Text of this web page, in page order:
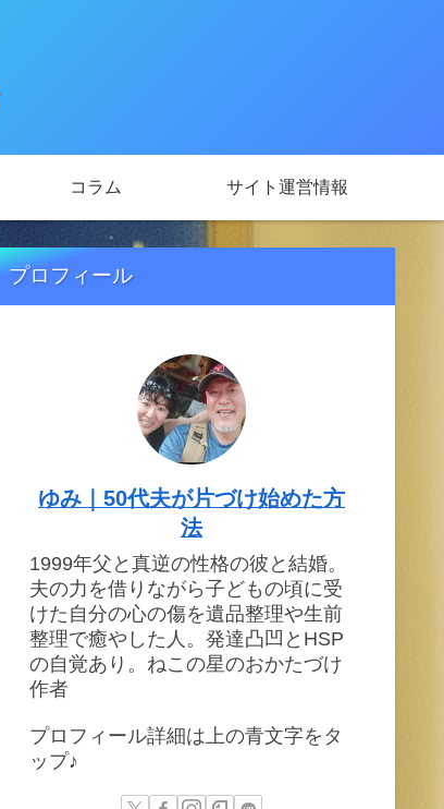
コラム サイト運営情報
プロフィール
ゆみ｜50代夫が片づけ始めた方
法
1999年父と真逆の性格の彼と結婚。
夫の力を借りながら子どもの頃に受
けた自分の心の傷を遺品整理や生前
整理で癒やした人。発達凸凹とHSP
の自覚あり。ねこの星のおかたづけ
作者
プロフィール詳細は上の青文字をタ
ップ♪